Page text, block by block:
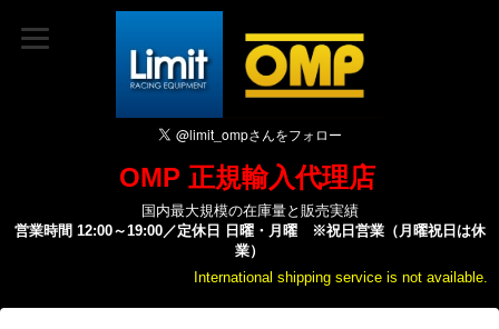
OMP 正規輸入代理店
国内最大規模の在庫量と販売実績
営業時間 12:00～19:00／定休日 日曜・月曜 ※祝日営業（月曜祝日は休
業）
International shipping service is not available.